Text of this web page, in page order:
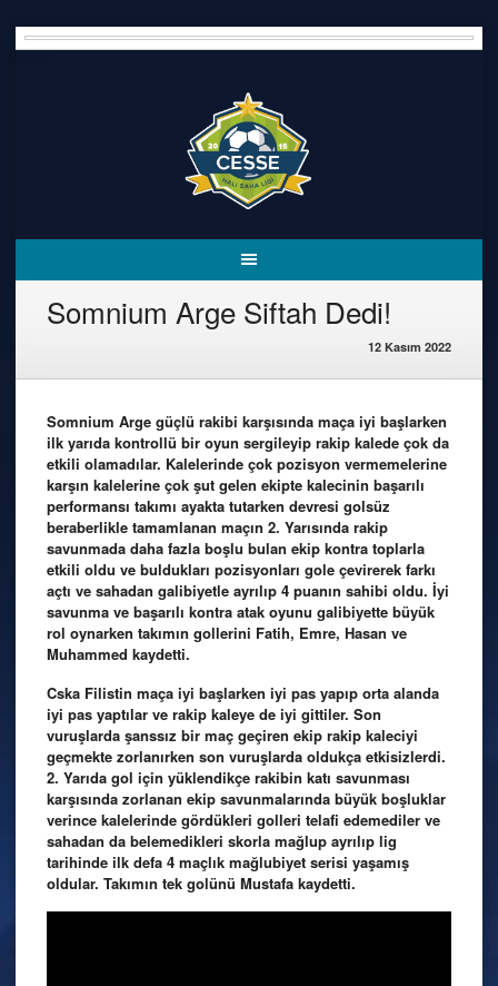
Skip
to
Somnium Arge Siftah Dedi!
12 Kasım 2022
Somnium Arge güçlü rakibi karşısında maça iyi başlarken
ilk yarıda kontrollü bir oyun sergileyip rakip kalede çok da
etkili olamadılar. Kalelerinde çok pozisyon vermemelerine
karşın kalelerine çok şut gelen ekipte kalecinin başarılı
performansı takımı ayakta tutarken devresi golsüz
beraberlikle tamamlanan maçın 2. Yarısında rakip
savunmada daha fazla boşlu bulan ekip kontra toplarla
etkili oldu ve buldukları pozisyonları gole çevirerek farkı
açtı ve sahadan galibiyetle ayrılıp 4 puanın sahibi oldu. İyi
savunma ve başarılı kontra atak oyunu galibiyette büyük
rol oynarken takımın gollerini Fatih, Emre, Hasan ve
Muhammed kaydetti.
Cska Filistin maça iyi başlarken iyi pas yapıp orta alanda
iyi pas yaptılar ve rakip kaleye de iyi gittiler. Son
vuruşlarda şanssız bir maç geçiren ekip rakip kaleciyi
geçmekte zorlanırken son vuruşlarda oldukça etkisizlerdi.
2. Yarıda gol için yüklendikçe rakibin katı savunması
karşısında zorlanan ekip savunmalarında büyük boşluklar
verince kalelerinde gördükleri golleri telafi edemediler ve
sahadan da belemedikleri skorla mağlup ayrılıp lig
tarihinde ilk defa 4 maçlık mağlubiyet serisi yaşamış
oldular. Takımın tek golünü Mustafa kaydetti.